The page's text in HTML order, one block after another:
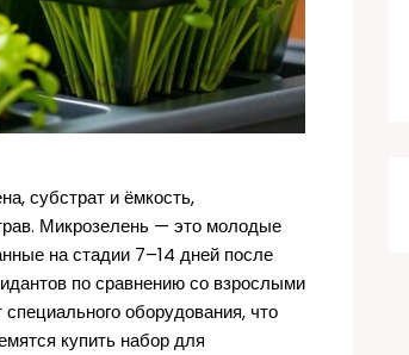
субстрат и ёмкость,
Микрозелень — это молодые
на стадии 7–14 дней после
по сравнению со взрослыми
оборудования, что
купить набор для